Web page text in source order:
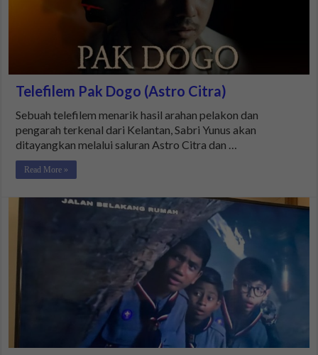
Telefilem Pak Dogo (Astro Citra)
Sebuah telefilem menarik hasil arahan pelakon dan
pengarah terkenal dari Kelantan, Sabri Yunus akan
ditayangkan melalui saluran Astro Citra dan …
Read More »